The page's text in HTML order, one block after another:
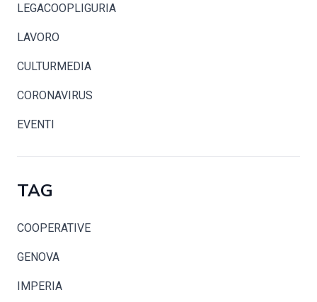
LEGACOOPLIGURIA
LAVORO
CULTURMEDIA
CORONAVIRUS
EVENTI
TAG
COOPERATIVE
GENOVA
IMPERIA